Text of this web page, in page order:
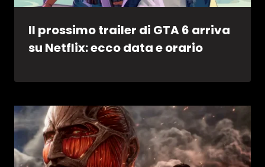
Il prossimo trailer di GTA 6 arriva
su Netflix: ecco data e orario